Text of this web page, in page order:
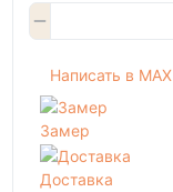
Написать в MAX
Замер
Доставка